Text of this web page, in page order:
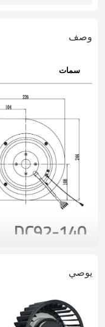
وصف
سمات
DC92-140
وسهولة التركيب. تستخدم
يوصي